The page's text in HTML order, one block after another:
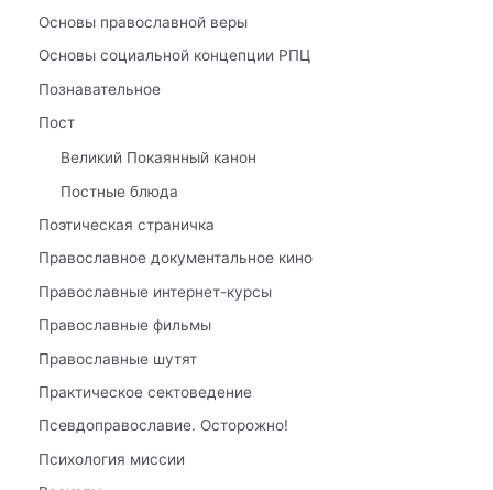
Основы православной веры
Основы социальной концепции РПЦ
Познавательное
Пост
Великий Покаянный канон
Постные блюда
Поэтическая страничка
Православное документальное кино
Православные интернет-курсы
Православные фильмы
Православные шутят
Практическое сектоведение
Псевдоправославие. Осторожно!
Психология миссии